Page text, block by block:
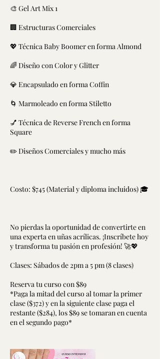
🎨 Gel Art Mix 1
🏢 Estructuras Comerciales
💖 Técnica Baby Boomer en forma Almond
🌈 Diseño con Color y Glitter
💎 Encapsulado en forma Coffin
🌀 Marmoleado en forma Stiletto
💅 Técnica de Reverse French en forma
Square
✏️ Diseños Comerciales y mucho más
Costo: $745 (Material y diploma incluidos) 🎓
No pierdas la oportunidad de convertirte en
una experta en uñas acrílicas. ¡Inscríbete hoy
y transforma tu pasión en profesión! 🚀💖
Clases: Sábados de 2pm a 5 pm (8 clases)
Reserva tu curso con $89
*Paga la mitad del curso al tomar la primer
clase ($372) y en la siguiente clase paga el
restante ($284), los $89 se tomaran en cuenta
en el segundo pago*